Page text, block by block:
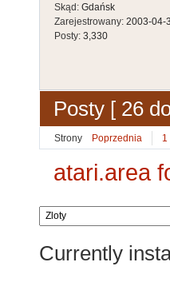
Skąd: Gdańsk
Zarejestrowany: 2003-04-
Posty: 3,330
Posty [ 26
Strony Poprzednia 1
atari.area
Currently